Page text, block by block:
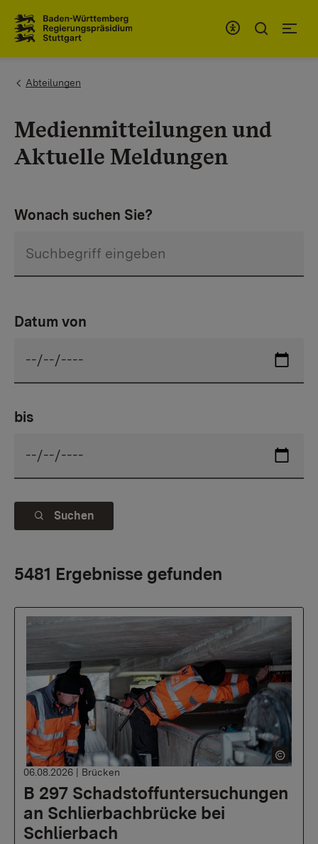
You are here:
Abteilungen
Medienmitteilungen und
Aktuelle Meldungen
Wonach suchen Sie?
Datum von
bis
Suchen
5481 Ergebnisse gefunden
B 297 Schadstoffuntersuchungen
an Schlierbachbrücke bei
Schlierbach
06.08.2026 | Brücken